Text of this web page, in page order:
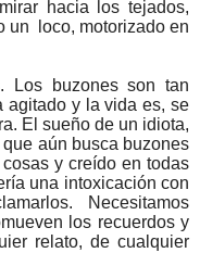
hacia los tejados,
un loco, motorizado en
Los buzones son tan
agitado y la vida es, se
El sueño de un idiota,
aún busca buzones
y creído en todas
una intoxicación con
Necesitamos
los recuerdos y
relato, de cualquier